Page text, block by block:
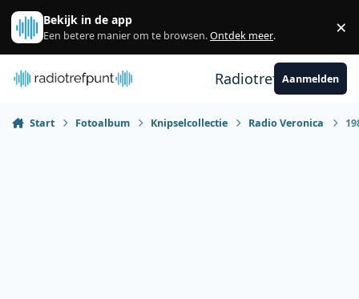
Spring naar bijdragen
Bekijk in de app
Een betere manier om te browsen.Ontdek meer. ×
RadiotrefpuntAanmelden
Start Fotoalbum Knipselcollectie Radio Veronica